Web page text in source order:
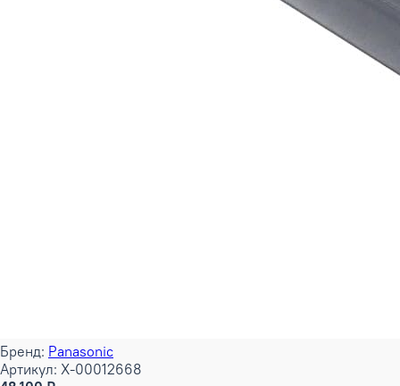
Бренд: Panasonic
Артикул: X-00012668